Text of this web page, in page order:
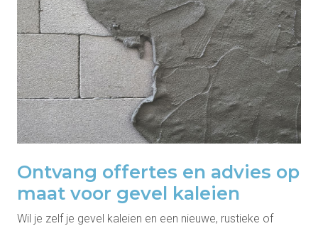
Ontvang offertes en advies op
maat voor gevel kaleien
Wil je zelf je gevel kaleien en een nieuwe, rustieke of